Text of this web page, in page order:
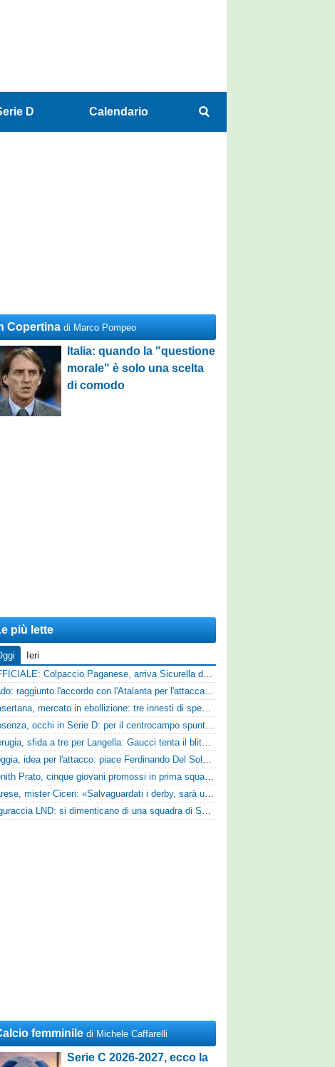
D Calendario
Copertina di Marco Pompeo
Italia: quando la "questione
morale" è solo una scelta
di comodo
più lette
Ieri
UFFICIALE: Colpaccio Paganese, arriva Sicurella dalla Scafatese
Vado: raggiunto l'accordo con l'Atalanta per l'attaccante Frederick Samuel Ndongue
Casertana, mercato in ebollizione: tre innesti di spessore per lo scacchiere di Vinicio Espinal
Cosenza, occhi in Serie D: per il centrocampo spunta anche Gerardo Di Gilio
Perugia, sfida a tre per Langella: Gaucci tenta il blitz per il centrocampista del Cosenza
Foggia, idea per l'attacco: piace Ferdinando Del Sole dell'Ascoli
Zenith Prato, cinque giovani promossi in prima squadra
Varese, mister Ciceri: «Salvaguardati i derby, sarà un campionato avvincente»
Figuraccia LND: si dimenticano di una squadra di Serie D, è da rifare il programma Coppa Italia
femminile di Michele Caffarelli
Serie C 2026-2027, ecco la